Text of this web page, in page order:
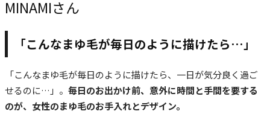
MINAMIさん
「こんなまゆ毛が毎日のように描けたら…」
「こんなまゆ毛が毎日のように描けたら、一日が気分良く過ご
せるのに…」。 毎日のお出かけ前、意外に時間と手間を要する
のが、女性のまゆ毛のお手入れとデザイン。